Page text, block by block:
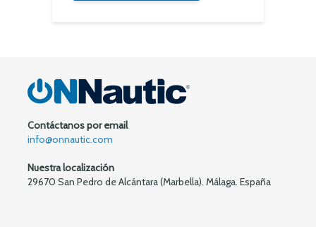
Contáctanos por email
info@onnautic.com
Nuestra localización
29670 San Pedro de Alcántara (Marbella). Málaga. España